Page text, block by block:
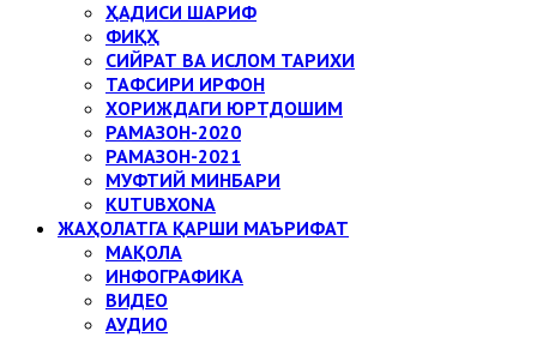
ҲАДИСИ ШАРИФ
ФИҚҲ
СИЙРАТ ВА ИСЛОМ ТАРИХИ
ТАФСИРИ ИРФОН
ХОРИЖДАГИ ЮРТДОШИМ
РАМАЗОН-2020
РАМАЗОН-2021
МУФТИЙ МИНБАРИ
KUTUBXONA
ЖАҲОЛАТГА ҚАРШИ МАЪРИФАТ
МАҚОЛА
ИНФОГРАФИКА
ВИДЕО
АУДИО